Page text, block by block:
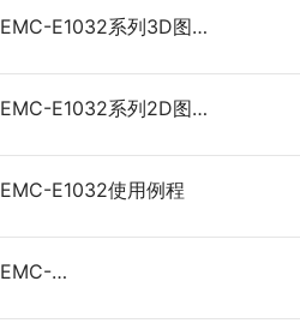
EMC-E1032系列3D图
EMC-E1032系列2D图
EMC-E1032使用例程
EMC-